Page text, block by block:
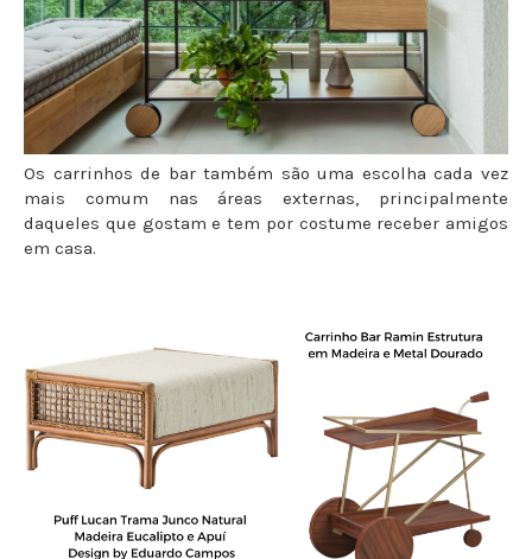
Os carrinhos de bar também são uma escolha cada vez
mais comum nas áreas externas, principalmente
daqueles que gostam e tem por costume receber amigos
em casa.